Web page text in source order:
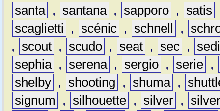
santa , santana , sapporo , satis
scaglietti
, scénic , schnell ,
,
scout , scudo , seat , sec ,
sephia , serena , sergio , serie ,
shelby , shooting , shuma ,
signum
, silhouette , silver ,